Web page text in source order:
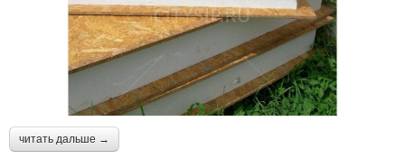
читать дальше →